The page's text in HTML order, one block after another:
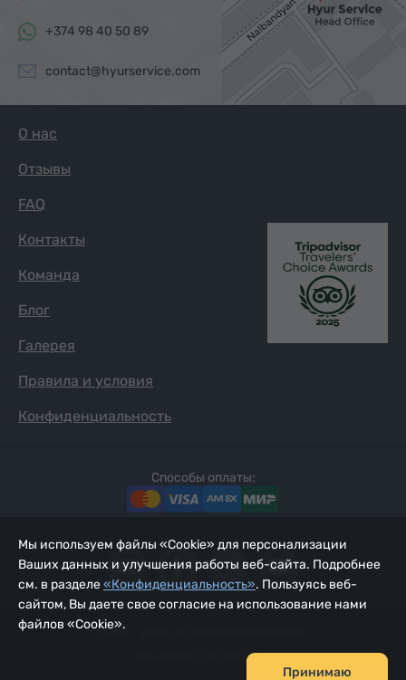
+374 98 40 50 89
contact@hyurservice.com
О нас
Отзывы
FAQ
Контакты
Команда
Блог
Галерея
Правила и условия
Конфиденциальность
Способы оплаты:
2002 - 2026, © ООО «Йур Сервис»;
Обновлено 10.08.2026
Мы используем файлы «Cookie» для персонализации
Ваших данных и улучшения работы веб-сайта. Подробнее
см. в разделе«Конфиденциальность». Пользуясь веб-
сайтом, Вы даете свое согласие на использование нами
файлов «Cookie».
Принимаю